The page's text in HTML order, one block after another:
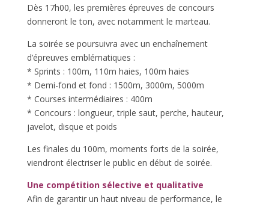
Dès 17h00, les premières épreuves de concours
donneront le ton, avec notamment le marteau.
La soirée se poursuivra avec un enchaînement
d’épreuves emblématiques :
* Sprints : 100m, 110m haies, 100m haies
* Demi-fond et fond : 1500m, 3000m, 5000m
* Courses intermédiaires : 400m
* Concours : longueur, triple saut, perche, hauteur,
javelot, disque et poids
Les finales du 100m, moments forts de la soirée,
viendront électriser le public en début de soirée.
Une compétition sélective et qualitative
Afin de garantir un haut niveau de performance, le